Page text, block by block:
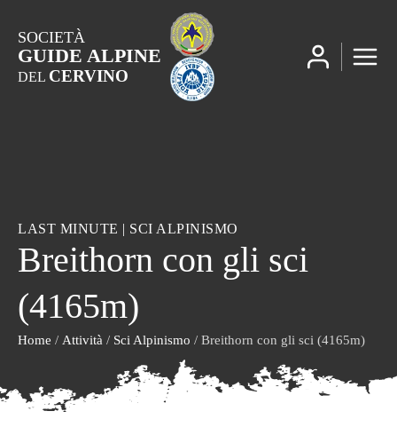
SOCIETÀ
GUIDE ALPINE
DEL CERVINO
LAST MINUTE | SCI ALPINISMO
Breithorn con gli sci
(4165m)
Home / Attività / Sci Alpinismo / Breithorn con gli sci (4165m)